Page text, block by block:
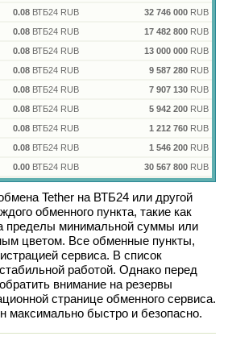
0.08ВТБ24 RUB 32 746 000RUB
0.08ВТБ24 RUB 17 482 800RUB
0.08ВТБ24 RUB 13 000 000RUB
0.08ВТБ24 RUB 9 587 280RUB
0.08ВТБ24 RUB 7 907 130RUB
0.08ВТБ24 RUB 5 942 200RUB
0.08ВТБ24 RUB 1 212 760RUB
0.08ВТБ24 RUB 1 546 200RUB
0.00ВТБ24 RUB 30 567 800RUB
Tetherна ВТБ24или другой
обменного пункта, такие как
пределы минимальной суммы или
цветом. Все обменные пункты,
сервиса. В список
работой. Однако перед
внимание на резервы
странице обменного сервиса.
максимально быстро и безопасно.